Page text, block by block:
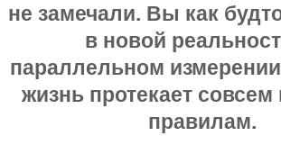
не замечали. Вы как
в новой
параллельном
жизнь протекает
правилам.